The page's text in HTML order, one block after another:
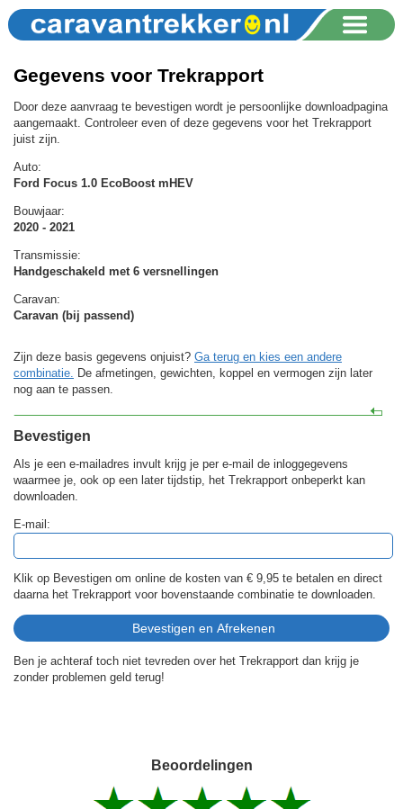
Gegevens voor Trekrapport
Door deze aanvraag te bevestigen wordt je persoonlijke downloadpagina
aangemaakt. Controleer even of deze gegevens voor het Trekrapport
juist zijn.
Auto:
Ford Focus 1.0 EcoBoost mHEV
Bouwjaar:
2020 - 2021
Transmissie:
Handgeschakeld met 6 versnellingen
Caravan:
Caravan (bij passend)
Zijn deze basis gegevens onjuist? Ga terug en kies een andere
combinatie. De afmetingen, gewichten, koppel en vermogen zijn later
nog aan te passen.
Bevestigen
Als je een e-mailadres invult krijg je per e-mail de inloggegevens
waarmee je, ook op een later tijdstip, het Trekrapport onbeperkt kan
downloaden.
E-mail:
Klik op Bevestigen om online de kosten van € 9,95 te betalen en direct
daarna het Trekrapport voor bovenstaande combinatie te downloaden.
Ben je achteraf toch niet tevreden over het Trekrapport dan krijg je
zonder problemen geld terug!
Beoordelingen